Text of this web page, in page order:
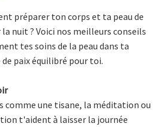
préparer ton corps et ta peau de
nuit ? Voici nos meilleurs conseils
tes soins de la peau dans ta
paix équilibré pour toi.
comme une tisane, la méditation ou
t'aident à laisser la journée